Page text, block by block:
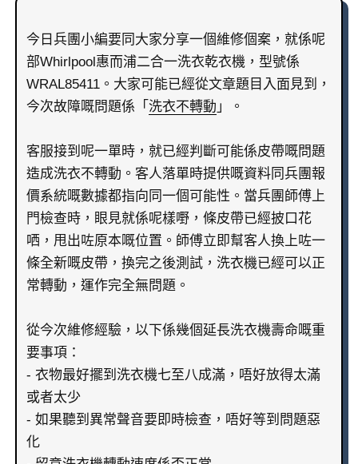
今日兵團小編要同大家分享一個維修個案，就係呢
部Whirlpool惠而浦二合一洗衣乾衣機，型號係
WRAL85411。大家可能已經從文章題目入面見到，
今次故障嘅問題係「 洗衣不轉動 」。
客服接到呢一單時，就已經判斷可能係皮帶嘅問題
造成洗衣不轉動。客人落單時提供嘅資料同兵團報
價系統嘅數據都指向同一個可能性。當兵團師傅上
門檢查時，眼見就係呢樣嘢，條皮帶已經披口花
哂，甩出咗原本嘅位置。師傅立即幫客人換上咗一
條全新嘅皮帶，換完之後測試，洗衣機已經可以正
常轉動，運作完全無問題。
從今次維修經驗，以下係幾個延長洗衣機壽命嘅重
要事項：
- 衣物最好擺到洗衣機七至八成滿，唔好放得太滿
或者太少
- 如果聽到異常聲音要即時檢查，唔好等到問題惡
化